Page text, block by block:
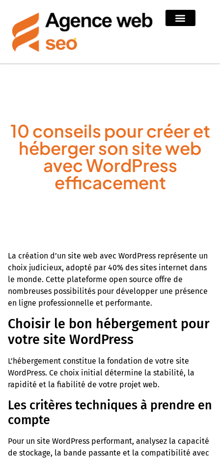
10 conseils pour créer et
héberger son site web
avec WordPress
efficacement
La création d’un site web avec WordPress représente un
choix judicieux, adopté par 40% des sites internet dans
le monde. Cette plateforme open source offre de
nombreuses possibilités pour développer une présence
en ligne professionnelle et performante.
Choisir le bon hébergement pour
votre site WordPress
L’hébergement constitue la fondation de votre site
WordPress. Ce choix initial détermine la stabilité, la
rapidité et la fiabilité de votre projet web.
Les critères techniques à prendre en
compte
Pour un site WordPress performant, analysez la capacité
de stockage, la bande passante et la compatibilité avec